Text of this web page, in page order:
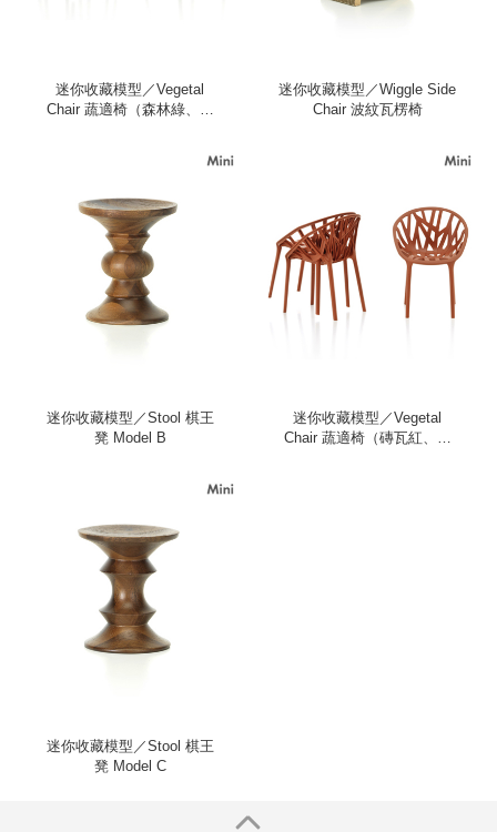
迷你收藏模型／Vegetal
Chair 蔬適椅（森林綠、三
迷你收藏模型／Wiggle Side
Chair 波紋瓦楞椅
迷你收藏模型／Stool 棋王
凳 Model B
迷你收藏模型／Vegetal
Chair 蔬適椅（磚瓦紅、三
迷你收藏模型／Stool 棋王
凳 Model C